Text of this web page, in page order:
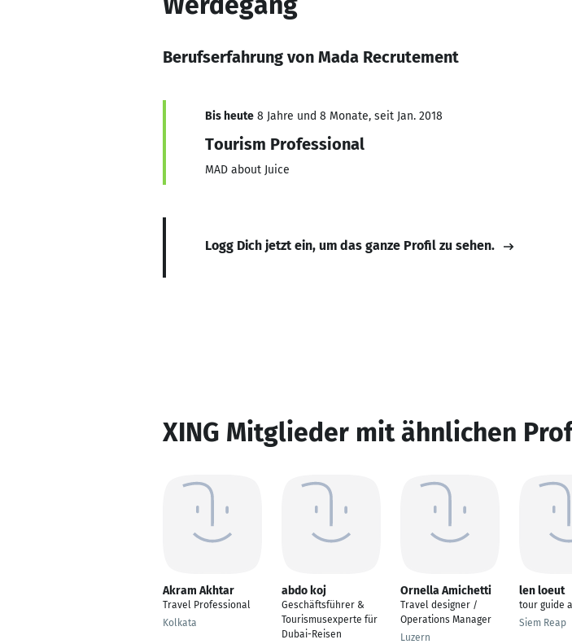
Berufserfahrung von Mada Recrutement
Bis heute 8 Jahre und 8 Monate, seit Jan. 2018
Tourism Professional
MAD about Juice
Logg Dich jetzt ein, um das ganze Profil zu sehen.
XING Mitglieder mit ähnlichen
Akram Akhtar
Travel Professional
Kolkata
abdo koj
Geschäftsführer &
Tourismusexperte für
Dubai-Reisen
Ornella Amichetti
Travel designer /
Operations Manager
Luzern
len loeut
tour guide
Siem Reap